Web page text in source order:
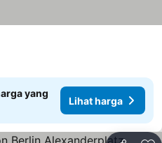
yang
Lihat harga